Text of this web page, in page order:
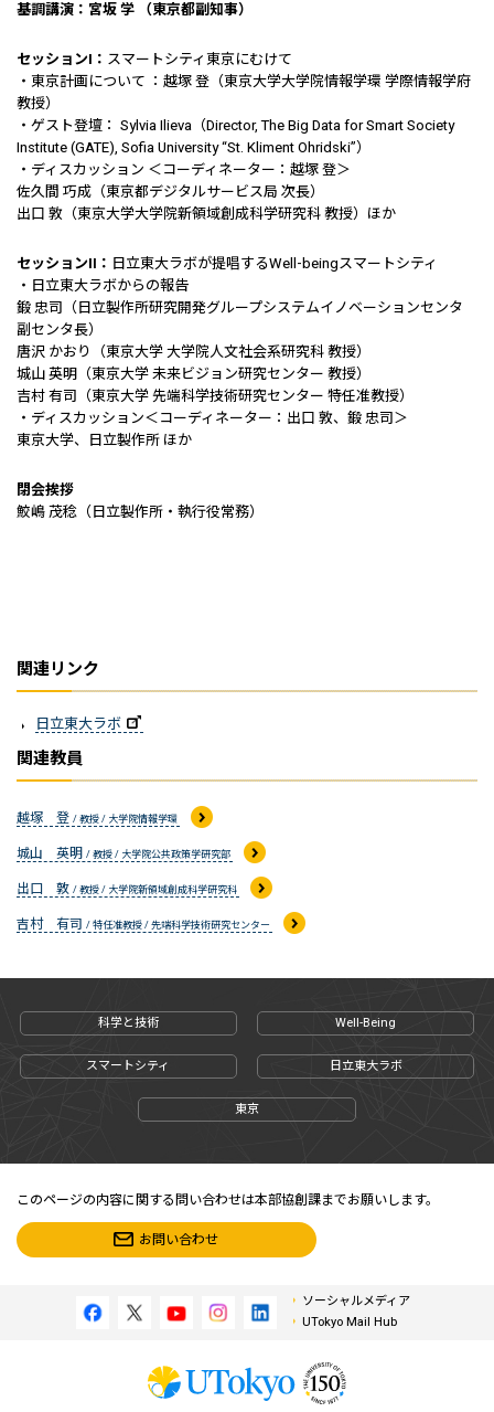
基調講演：宮坂 学 （東京都副知事）
セッションI： スマートシティ東京にむけて
・東京計画について ：越塚 登（東京大学大学院情報学環 学際情報学府
教授）
・ゲスト登壇： Sylvia Ilieva（Director, The Big Data for Smart Society
Institute (GATE), Sofia University “St. Kliment Ohridski”）
・ディスカッション ＜コーディネーター：越塚 登＞
佐久間 巧成（東京都デジタルサービス局 次長）
出口 敦（東京大学大学院新領域創成科学研究科 教授）ほか
セッションII： 日立東大ラボが提唱するWell-beingスマートシティ
・日立東大ラボからの報告
鍛 忠司（日立製作所研究開発グループシステムイノベーションセンタ
副センタ長）
唐沢 かおり（東京大学 大学院人文社会系研究科 教授）
城山 英明（東京大学 未来ビジョン研究センター 教授）
吉村 有司（東京大学 先端科学技術研究センター 特任准教授）
・ディスカッション＜コーディネーター：出口 敦、鍛 忠司＞
東京大学、日立製作所 ほか
閉会挨拶
鮫嶋 茂稔（日立製作所・執行役常務）
関連リンク
日立東大ラボ
関連教員
越塚 登 / 教授 / 大学院情報学環
城山 英明 / 教授 / 大学院公共政策学研究部
出口 敦 / 教授 / 大学院新領域創成科学研究科
吉村 有司 / 特任准教授 / 先端科学技術研究センター
科学と技術 Well-Being
スマートシティ 日立東大ラボ
東京
このページの内容に関する問い合わせは本部協創課までお願いします。
お問い合わせ
ソーシャルメディア
UTokyo Mail Hub